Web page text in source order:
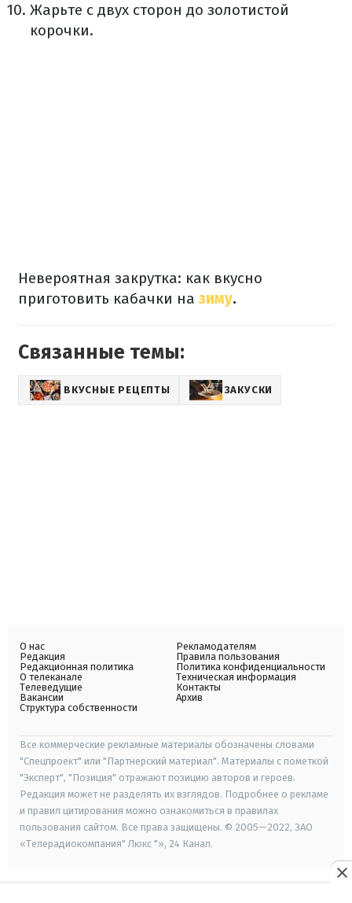
Жарьте с двух сторон до золотистой
корочки.
Невероятная закрутка: как вкусно
приготовить кабачки на зиму.
Связанные темы:
ВКУСНЫЕ РЕЦЕПТЫ ЗАКУСКИ
О нас
Редакция
Редакционная политика
О телеканале
Телеведущие
Вакансии
Структура собственности
Рекламодателям
Правила пользования
Политика конфиденциальности
Техническая информация
Контакты
Архив
Все коммерческие рекламные материалы обозначены словами
"Спецпроект" или "Партнерский материал". Материалы с пометкой
"Эксперт", "Позиция" отражают позицию авторов и героев.
Редакция может не разделять их взглядов. Подробнее о рекламе
и правил цитирования можно ознакомиться в правилах
пользования сайтом. Все права защищены. © 2005—2022, ЗАО
«Телерадиокомпания" Люкс "», 24 Канал.